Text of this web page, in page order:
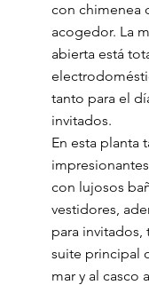
con chimenea
acogedor. La
abierta está
tanto para el
invitados.
En esta planta
con lujosos
vestidores,
para
suite principal
mar y al casco